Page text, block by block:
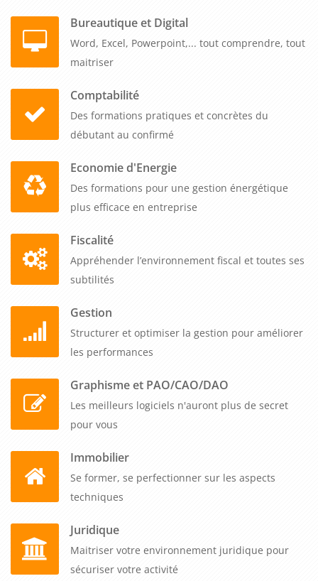
communication professionnelle, renforcent l'image de votre
entreprise et améliorent l'efficacité de leurs interventions.
Bureautique et Digital
Word, Excel, Powerpoint,... tout comprendre, tout
maitriser
Comptabilité
Des formations pratiques et concrètes du
débutant au confirmé
Economie d'Energie
Des formations pour une gestion énergétique
plus efficace en entreprise
Fiscalité
Appréhender l’environnement fiscal et toutes ses
subtilités
Gestion
Structurer et optimiser la gestion pour améliorer
les performances
Graphisme et PAO/CAO/DAO
Les meilleurs logiciels n'auront plus de secret
pour vous
Immobilier
Se former, se perfectionner sur les aspects
techniques
Juridique
Maitriser votre environnement juridique pour
sécuriser votre activité